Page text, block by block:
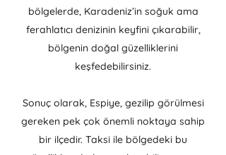
bölgelerde, Karadeniz’in soğuk ama
ferahlatıcı denizinin keyfini çıkarabilir,
bölgenin doğal güzelliklerini
keşfedebilirsiniz.
Sonuç olarak, Espiye, gezilip görülmesi
gereken pek çok önemli noktaya sahip
bir ilçedir. Taksi ile bölgedeki bu